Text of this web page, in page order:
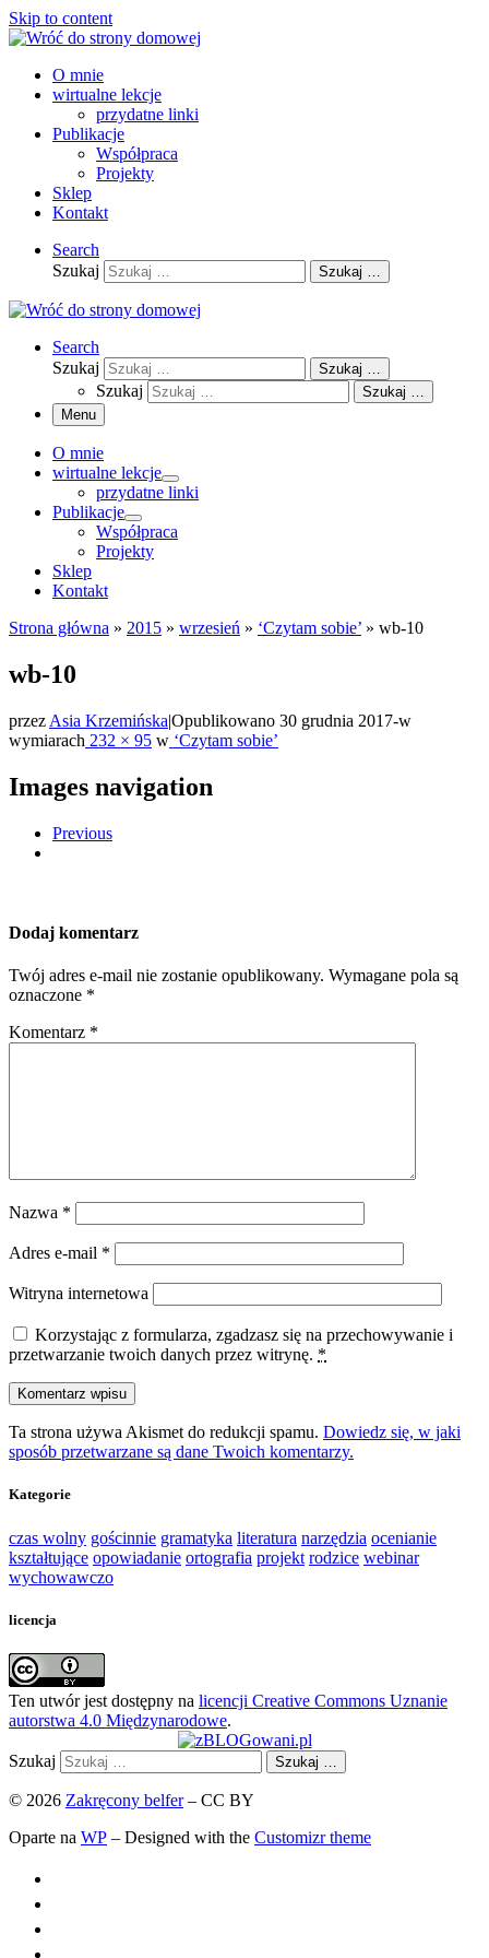
Skip to content
O mnie
wirtualne lekcje
przydatne linki
Publikacje
Współpraca
Projekty
Sklep
Kontakt
Search
Szukaj
Szukaj …
Search
Szukaj
Szukaj …
Szukaj
Szukaj …
Menu
O mnie
wirtualne lekcje
przydatne linki
Publikacje
Współpraca
Projekty
Sklep
Kontakt
Strona główna » 2015 » wrzesień » ‘Czytam sobie’ » wb-10
wb-10
przez Asia Krzemińska|Opublikowano 30 grudnia 2017-w
wymiarach 232 × 95 w ‘Czytam sobie’
Images navigation
Previous
Dodaj komentarz
Twój adres e-mail nie zostanie opublikowany. Wymagane pola są
oznaczone *
Komentarz *
Nazwa *
Adres e-mail *
Witryna internetowa
Korzystając z formularza, zgadzasz się na przechowywanie i
przetwarzanie twoich danych przez witrynę. *
Ta strona używa Akismet do redukcji spamu. Dowiedz się, w jaki
sposób przetwarzane są dane Twoich komentarzy.
Kategorie
czas wolny gościnnie gramatyka literatura narzędzia ocenianie
kształtujące opowiadanie ortografia projekt rodzice webinar
wychowawczo
licencja
Ten utwór jest dostępny na licencji Creative Commons Uznanie
autorstwa 4.0 Międzynarodowe.
Szukaj Szukaj …
© 2026 Zakręcony belfer– CC BY
Oparte na WP – Designed with the Customizr theme